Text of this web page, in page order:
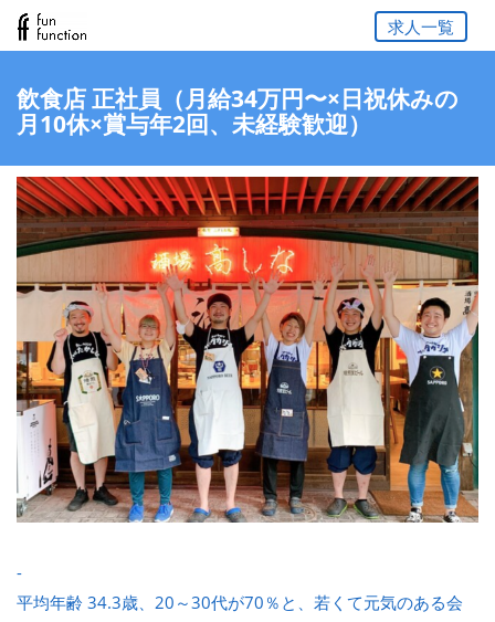
求人一覧
飲食店 正社員（月給34万円〜×日祝休みの
月10休×賞与年2回、未経験歓迎）
-
平均年齢 34.3歳、20～30代が70％と、若くて元気のある会